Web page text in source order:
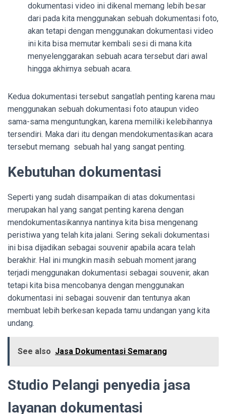
dokumentasi video ini dikenal memang lebih besar
dari pada kita menggunakan sebuah dokumentasi foto,
akan tetapi dengan menggunakan dokumentasi video
ini kita bisa memutar kembali sesi di mana kita
menyelenggarakan sebuah acara tersebut dari awal
hingga akhirnya sebuah acara.
Kedua dokumentasi tersebut sangatlah penting karena mau
menggunakan sebuah dokumentasi foto ataupun video
sama-sama menguntungkan, karena memiliki kelebihannya
tersendiri. Maka dari itu dengan mendokumentasikan acara
tersebut memang sebuah hal yang sangat penting.
Kebutuhan dokumentasi
Seperti yang sudah disampaikan di atas dokumentasi
merupakan hal yang sangat penting karena dengan
mendokumentasikannya nantinya kita bisa mengenang
peristiwa yang telah kita jalani. Sering sekali dokumentasi
ini bisa dijadikan sebagai souvenir apabila acara telah
berakhir. Hal ini mungkin masih sebuah moment jarang
terjadi menggunakan dokumentasi sebagai souvenir, akan
tetapi kita bisa mencobanya dengan menggunakan
dokumentasi ini sebagai souvenir dan tentunya akan
membuat lebih berkesan kepada tamu undangan yang kita
undang.
See also Jasa Dokumentasi Semarang
Studio Pelangi penyedia jasa
layanan dokumentasi